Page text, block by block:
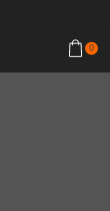
0